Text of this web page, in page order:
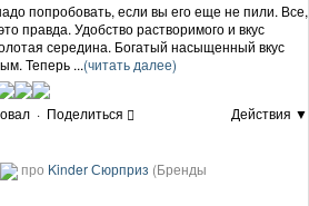
попробовать, если вы его еще не пили. Все,
правда. Удобство растворимого и вкус
середина. Богатый насыщенный вкус
Теперь ...(читать далее)
· Поделиться
Действия ▼
про Kinder Сюрприз (Бренды